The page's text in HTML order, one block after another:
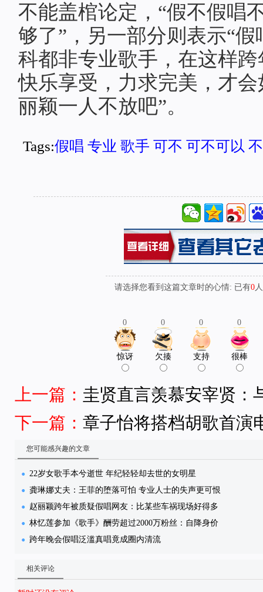
不能盖棺论定，“假不假唱
够了”，另一部分则表示“
科都非专业歌手，在这样
快乐享受，力求完美，才
丽颖一人不放吧”。
Tags:假唱 专业 歌手 可不 可不可以
请选择您看到这篇文章时的心情: 已有0
0 0 0 0
惊讶 欠揍 支持 很棒
上一篇： 圭贤直言羡慕安宰贤：
下一篇： 章子怡将搭档胡歌首演
您可能感兴趣的文章
22岁女歌手本兮逝世 年纪轻轻却去世的女明星
龚琳娜丈夫：王菲的堕落可怕 专业人士的失声更可恨
赵丽颖跨年被质疑假唱网友：比某些车祸现场好得多
林忆莲参加《歌手》酬劳超过2000万粉丝：自降身价
跨年晚会假唱泛滥真唱竟成圈内清流
相关评论